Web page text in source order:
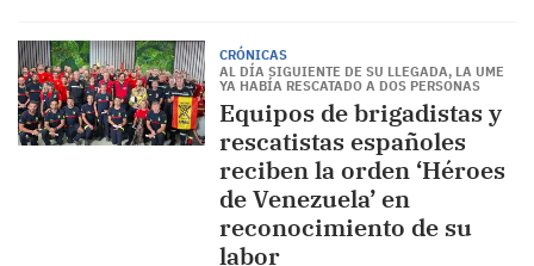
CRÓNICAS
AL DÍA SIGUIENTE DE SU LLEGADA, LA UME
YA HABÍA RESCATADO A DOS PERSONAS
Equipos de brigadistas y
rescatistas españoles
reciben la orden ‘Héroes
de Venezuela’ en
reconocimiento de su
labor